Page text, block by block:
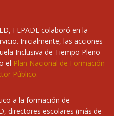
FEPADE colaboró en la
Inicialmente, las acciones
Inclusiva de Tiempo Pleno
el Plan Nacional de Formación
Público.
a la formación de
directores escolares (más de